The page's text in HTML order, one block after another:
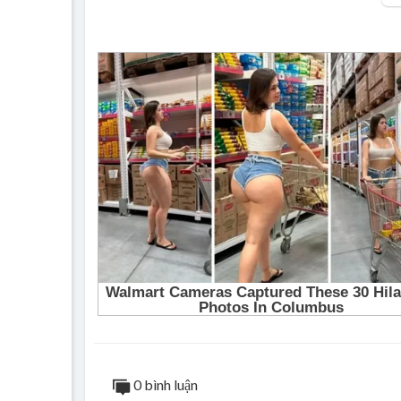
Nếu không phiền sau cuộc gọi này vui lòng
Vui lòng xóa số, xóa tên, nếu lỡ thuộc rồi
Xóa số, xóa tên, từ nay về sau đừng gọi
Nếu điện thoại em hết pin, có thể coi là
Nhưng gần 1 tháng không gọi được em,
Anh không thể hiểu, không thể hiểu lí do
Anh yêu em nhiều hơn cả bản thân, vậy em
Anh đã thử, thử cách trốn chạy nỗi đau
Thử lướt Tinder và lên Facebook và cố tỏ
Kết quả thì vẫn như vậy, nỗi buồn ấy chẳng
Người ta đến bên anh khi vui, khi anh buồn
“Thuê bao này từ nay về sau quý khách
0 bình luận